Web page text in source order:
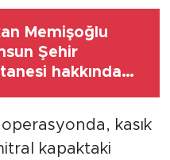
Memişoğlu
Şehir
hakkında
kasık
kapaktaki